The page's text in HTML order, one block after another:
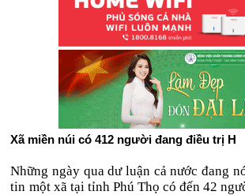
Xã miền núi có 412 người đang điều trị H
Những ngày qua dư luận cả nước đang
tin một xã tại tỉnh Phú Thọ có đến 42